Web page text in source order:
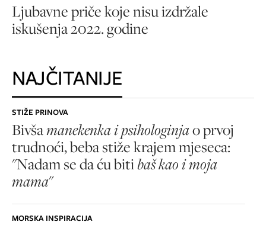
Ljubavne priče koje nisu izdržale
iskušenja 2022. godine
NAJČITANIJE
STIŽE PRINOVA
Bivšamanekenka i psihologinjao prvoj
trudnoći, beba stiže krajem mjeseca:
"Nadam se da ću bitibaš kao i moja
mama"
MORSKA INSPIRACIJA